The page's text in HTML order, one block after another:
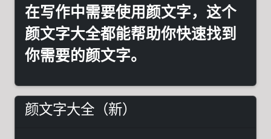
在写作中需要使用颜文字，这个
颜文字大全都能帮助你快速找到
你需要的颜文字。
颜文字大全（新）